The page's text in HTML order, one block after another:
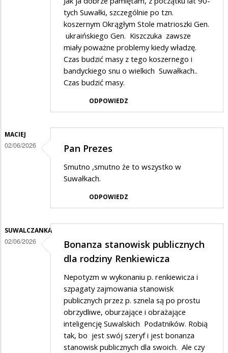
tych Suwałki, szczególnie po tzn.
koszernym Okrągłym Stole matrioszki Gen.
ukraińskiego Gen. Kiszczuka zawsze
miały poważne problemy kiedy władzę.
Czas budzić masy z tego koszernego i
bandyckiego snu o wielkich Suwałkach..
Czas budzić masy.
ODPOWIEDZ
MACIEJ
02/06/2026 Pan Prezes
Smutno ,smutno że to wszystko w
Suwałkach.
ODPOWIEDZ
SUWALCZANKA
02/06/2026
Bonanza stanowisk publicznych
dla rodziny Renkiewicza
Nepotyzm w wykonaniu p. renkiewicza i
szpagaty zajmowania stanowisk
publicznych przez p. sznela są po prostu
obrzydliwe, oburzające i obrażające
inteligencję Suwalskich Podatników. Robią
tak, bo jest swój szeryf i jest bonanza
stanowisk publicznych dla swoich. Ale czy